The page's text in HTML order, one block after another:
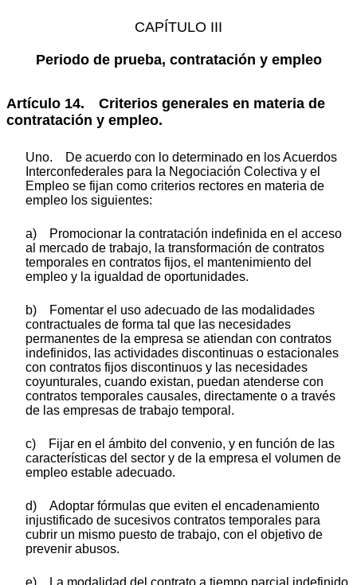
CAPÍTULO III
Periodo de prueba, contratación y empleo
Artículo 14. Criterios generales en materia de
contratación y empleo.
Uno. De acuerdo con lo determinado en los Acuerdos
Interconfederales para la Negociación Colectiva y el
Empleo se fijan como criterios rectores en materia de
empleo los siguientes:
a) Promocionar la contratación indefinida en el acceso
al mercado de trabajo, la transformación de contratos
temporales en contratos fijos, el mantenimiento del
empleo y la igualdad de oportunidades.
b) Fomentar el uso adecuado de las modalidades
contractuales de forma tal que las necesidades
permanentes de la empresa se atiendan con contratos
indefinidos, las actividades discontinuas o estacionales
con contratos fijos discontinuos y las necesidades
coyunturales, cuando existan, puedan atenderse con
contratos temporales causales, directamente o a través
de las empresas de trabajo temporal.
c) Fijar en el ámbito del convenio, y en función de las
características del sector y de la empresa el volumen de
empleo estable adecuado.
d) Adoptar fórmulas que eviten el encadenamiento
injustificado de sucesivos contratos temporales para
cubrir un mismo puesto de trabajo, con el objetivo de
prevenir abusos.